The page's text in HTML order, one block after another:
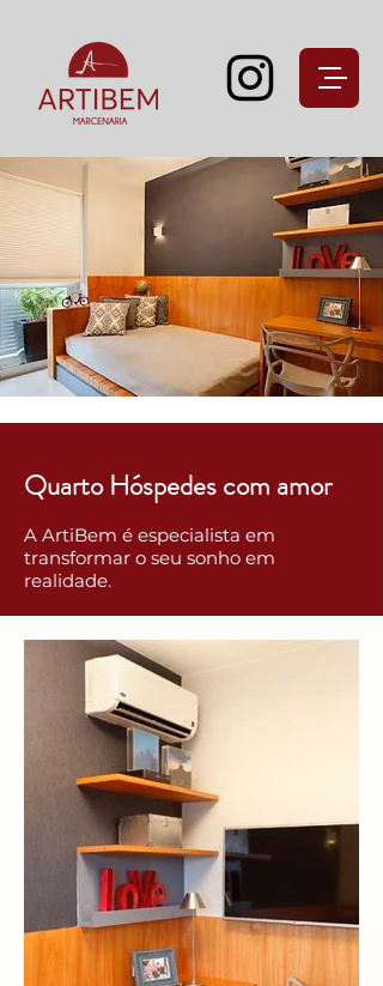
Quarto Hóspedes com amor
A ArtiBem é especialista em
transformar o seu sonho em
realidade.